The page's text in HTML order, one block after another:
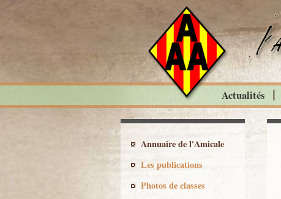
Actualités
Annuaire de l'Amicale
Les publications
Photos de classes